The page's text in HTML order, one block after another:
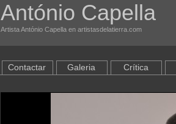
António Capella
Artista António Capella en artistasdelatierra.com
Contactar Galeria Crítica